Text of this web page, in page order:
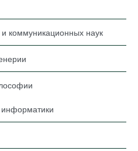
коммуникационных наук
информатики